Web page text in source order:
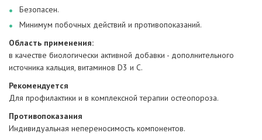
Безопасен.
Минимум побочных действий и противопоказаний.
Область применения:
в качестве биологически активной добавки - дополнительного
источника кальция, витаминов D3 и С.
Рекомендуется
Для профилактики и в комплексной терапии остеопороза.
Противопоказания
Индивидуальная непереносимость компонентов.